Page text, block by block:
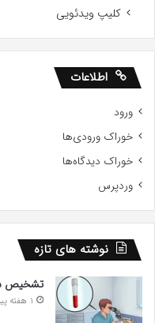
کلیپ ویدئویی
اطلاعات
ورود
خوراک ورودی‌ها
خوراک دیدگاه‌ها
وردپرس
نوشته های تازه
تشخیص
1 هفته پیش